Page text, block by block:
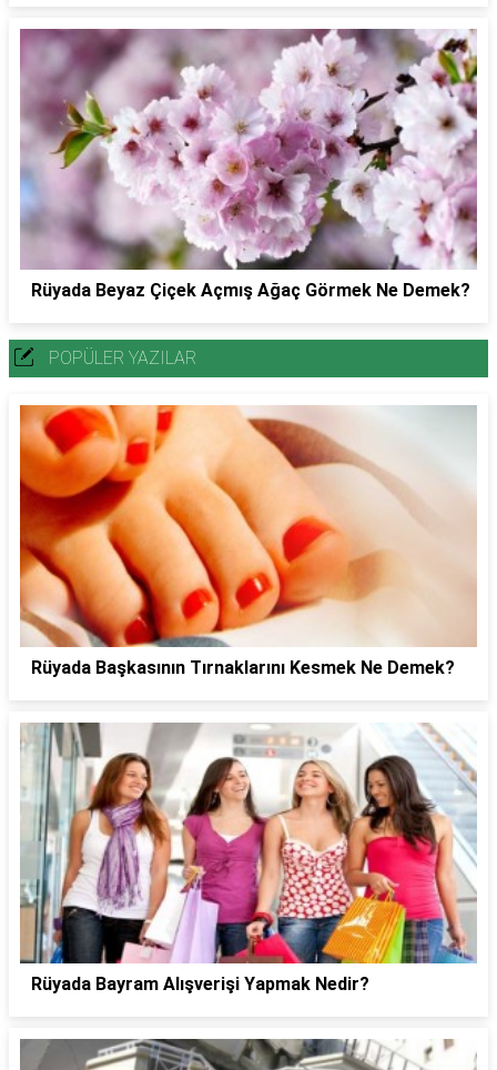
Rüyada Beyaz Çiçek Açmış Ağaç Görmek Ne Demek?
POPÜLER YAZILAR
Rüyada Başkasının Tırnaklarını Kesmek Ne Demek?
Rüyada Bayram Alışverişi Yapmak Nedir?